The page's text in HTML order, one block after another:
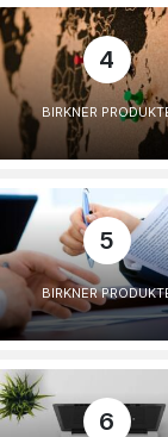
4
BIRKNER
5
BIRKNER
6